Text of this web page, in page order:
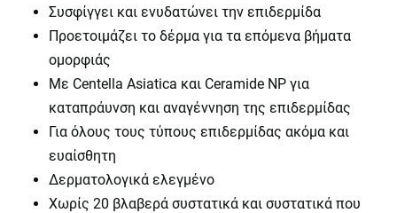
Συσφίγγει και ενυδατώνει την επιδερμίδα
Προετοιμάζει το δέρμα για τα επόμενα βήματα
ομορφιάς
Με Centella Asiatica και Ceramide NP για
καταπράυνση και αναγέννηση της επιδερμίδας
Για όλους τους τύπους επιδερμίδας ακόμα και
ευαίσθητη
Δερματολογικά ελεγμένο
Χωρίς 20 βλαβερά συστατικά και συστατικά που